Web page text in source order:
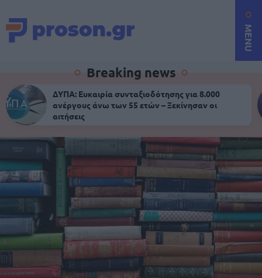
MENU
Breaking news
ΔΥΠΑ: Ευκαιρία συνταξιοδότησης για 8.000
ανέργους άνω των 55 ετών – Ξεκίνησαν οι
αιτήσεις